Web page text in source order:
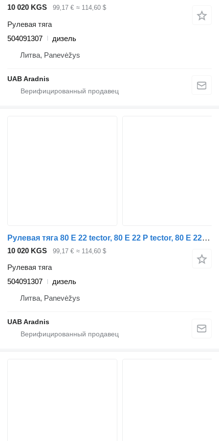
10 020 KGS 99,17 € ≈ 114,60 $
Рулевая тяга
504091307
дизель
Литва, Panevėžys
UAB Aradnis
Рулевая тяга 80 E 22 tector, 80 E 22 P tector, 80 E 22FP tector 504091307 для грузовика IVECO EuroCargo I-III
10 020 KGS 99,17 € ≈ 114,60 $
Рулевая тяга
504091307
дизель
Литва, Panevėžys
UAB Aradnis